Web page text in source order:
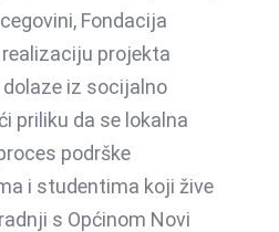
Fondacija
projekta
iz socijalno
priliku da se lokalna
podrške
i studentima koji žive
s Općinom Novi